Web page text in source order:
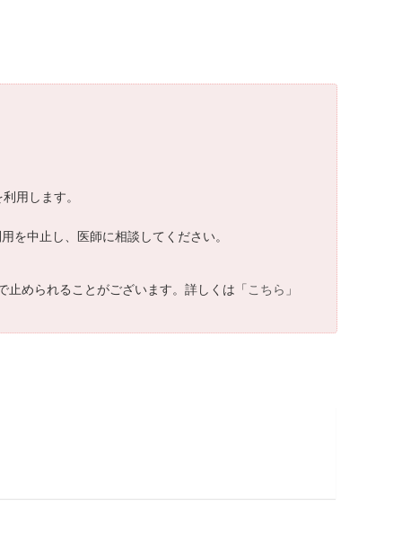
用します。
中止し、医師に相談してください。
められることがございます。詳しくは「こちら 」